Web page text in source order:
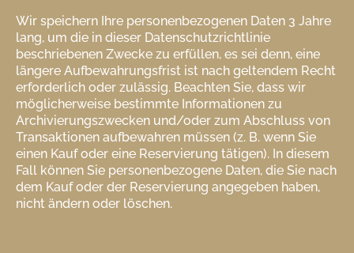
Wir speichern Ihre personenbezogenen Daten 3 Jahre
lang, um die in dieser Datenschutzrichtlinie
beschriebenen Zwecke zu erfüllen, es sei denn, eine
längere Aufbewahrungsfrist ist nach geltendem Recht
erforderlich oder zulässig. Beachten Sie, dass wir
möglicherweise bestimmte Informationen zu
Archivierungszwecken und/oder zum Abschluss von
Transaktionen aufbewahren müssen (z. B. wenn Sie
einen Kauf oder eine Reservierung tätigen). In diesem
Fall können Sie personenbezogene Daten, die Sie nach
dem Kauf oder der Reservierung angegeben haben,
nicht ändern oder löschen.